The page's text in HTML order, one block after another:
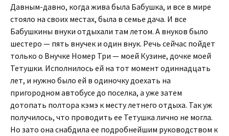
Давным-давно, когда жива была Бабушка, и все в мире
стояло на своих местах, была в семье дача. И все
Бабушкины внуки отдыхали там летом. А внуков было
шестеро — пять внучек и один внук. Речь сейчас пойдет
только о Внучке Номер Три — моей Кузине, дочке моей
Тетушки. Исполнилось ей на тот момент одиннадцать
лет, и нужно было ей в одиночку доехать на
пригородном автобусе до поселка, а уже затем
дотопать полтора кэмэ к месту летнего отдыха. Так уж
получилось, что проводить ее Тетушка лично не могла.
Но зато она снабдила ее подробнейшим руководством к